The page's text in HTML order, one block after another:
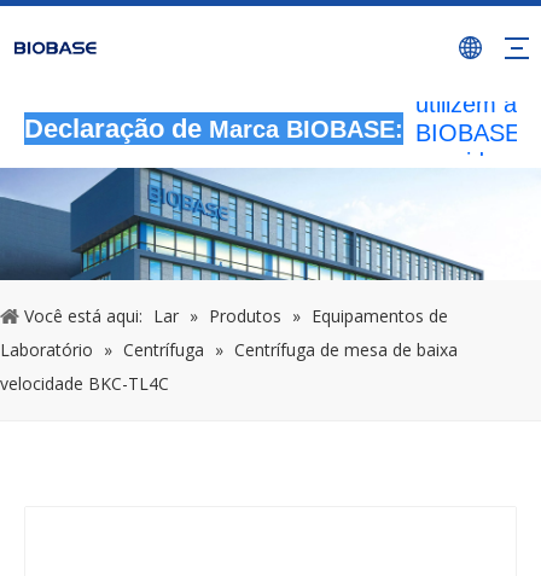
Declaração de Marca BIOBASE:
Todas as
atividades
utilizem a
BIOBASE
investigará
Você está aqui: Lar » Produtos » Equipamentos de
Laboratório » Centrífuga » Centrífuga de mesa de baixa
velocidade BKC-TL4C